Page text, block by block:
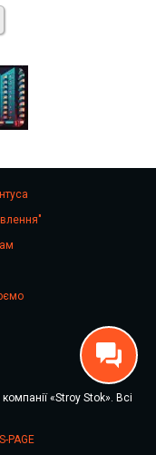
«Stroy Stok». Всі
PAGE